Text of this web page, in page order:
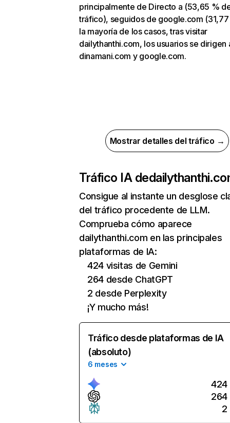
principalmente de Directo a (53,65 %
tráfico), seguidos de google.com (31,77
la mayoría de los casos, tras visitar
dailythanthi.com, los usuarios se dirigen
dinamani.com y google.com.
Mostrar detalles del tráfico →
Tráfico IA de
Consigue al instante un desglose
del tráfico procedente de LLM.
Comprueba cómo aparece
dailythanthi.com en las principales
plataformas de IA:
424 visitas de Gemini
264 desde ChatGPT
2 desde Perplexity
¡Y mucho más!
Tráfico desde plataformas de IA
(absoluto)
6 meses
424
264
2